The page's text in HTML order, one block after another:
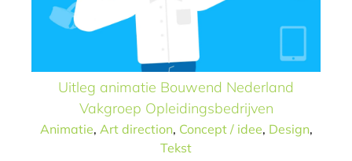
Uitleg animatie Bouwend Nederland
Vakgroep Opleidingsbedrijven
Animatie, Art direction, Concept / idee, Design,
Tekst